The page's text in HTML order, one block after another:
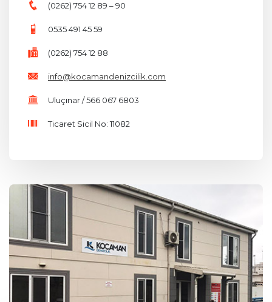
(0262) 754 12 89 – 90
0535 491 45 59
(0262) 754 12 88
info@kocamandenizcilik.com
Uluçınar / 566 067 6803
Ticaret Sicil No: 11082